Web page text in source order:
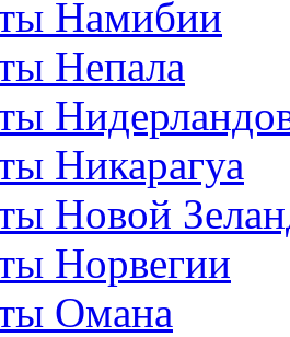
Намибии
Непала
Никарагуа
Новой
Норвегии
Омана